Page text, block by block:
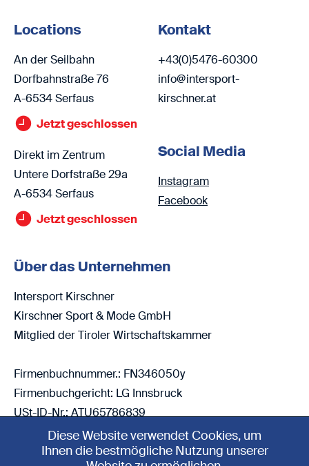
Locations
An der Seilbahn
Dorfbahnstraße 76
A-6534 Serfaus
Jetzt geschlossen
Direkt im Zentrum
Untere Dorfstraße 29a
A-6534 Serfaus
Jetzt geschlossen
Kontakt
+43(0)5476-60300
info@intersport-
kirschner.at
Social Media
Instagram
Facebook
Über das Unternehmen
Intersport Kirschner
Kirschner Sport & Mode GmbH
Mitglied der Tiroler Wirtschaftskammer
Firmenbuchnummer.: FN346050y
Firmenbuchgericht: LG Innsbruck
USt-ID-Nr.: ATU65786839
Diese Website verwendet Cookies, um
Ihnen die bestmögliche Nutzung unserer